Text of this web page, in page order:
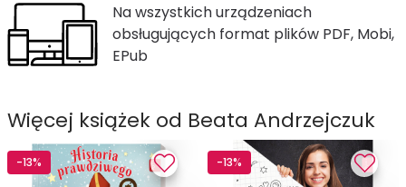
Na wszystkich urządzeniach
obsługujących format plików PDF, Mobi,
EPub
Więcej książek od Beata Andrzejczuk
-13% -13%